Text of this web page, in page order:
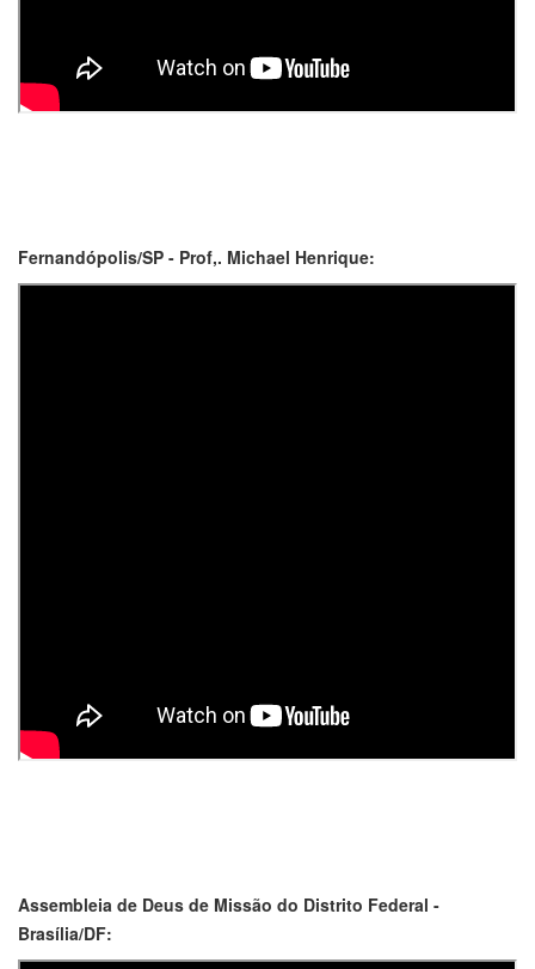
Fernandópolis/SP - Prof,. Michael Henrique:
Assembleia de Deus de Missão do Distrito Federal -
Brasília/DF: